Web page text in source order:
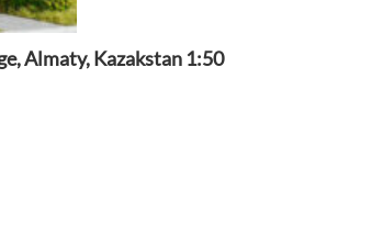
Almaty, Kazakstan 1:50